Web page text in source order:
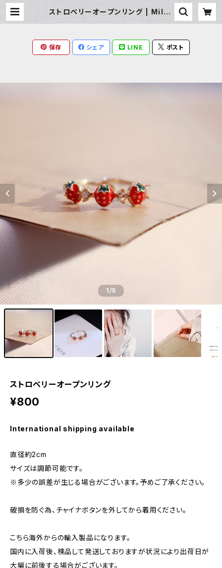
ストロベリーオープンリング | Milky
保存 シェア LINE ポスト
1/5
ストロベリーオープンリング
¥800
International shipping available
直径約2cm
サイズは調節可能です。
※多少の誤差が生じる場合がございます。予めご了承ください。
破損を防ぐ為、チャイナボタンを外してから着用ください。
こちら海外からの輸入製品になります。
国内に入荷後、検品して発送しておりますが状況により出荷日が
大幅に前後する場合がございます。